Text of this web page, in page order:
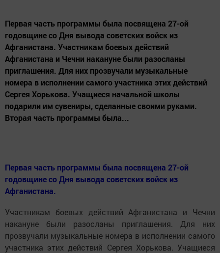
Первая часть программы была посвящена 27-ой
годовщине со Дня вывода советских войск из
Афганистана. Участникам боевых действий
Афганистана и Чечни накануне были разосланы
приглашения. Для них прозвучали музыкальные
номера в исполнении самого участника этих действий
Сергея Хорькова. Учащиеся начальной школы
подарили им сувениры, сделанные своими руками.
Вторая часть программы была...
Первая часть программы была посвящена 27-ой
годовщине со Дня вывода советских войск из
Афганистана.
Участникам боевых действий Афганистана и Чечни
накануне были разосланы приглашения. Для них
прозвучали музыкальные номера в исполнении самого
участника этих действий Сергея Хорькова. Учащиеся